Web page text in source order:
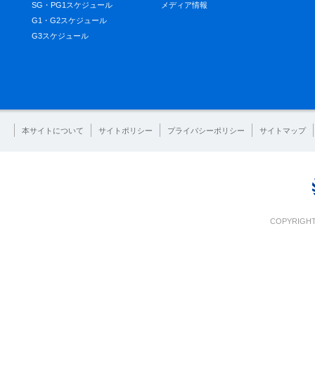
SG・PG1スケジュール
G1・G2スケジュール
G3スケジュール
メディア情報
本サイトについて サイトポリシー プライバシーポリシー サイトマップ